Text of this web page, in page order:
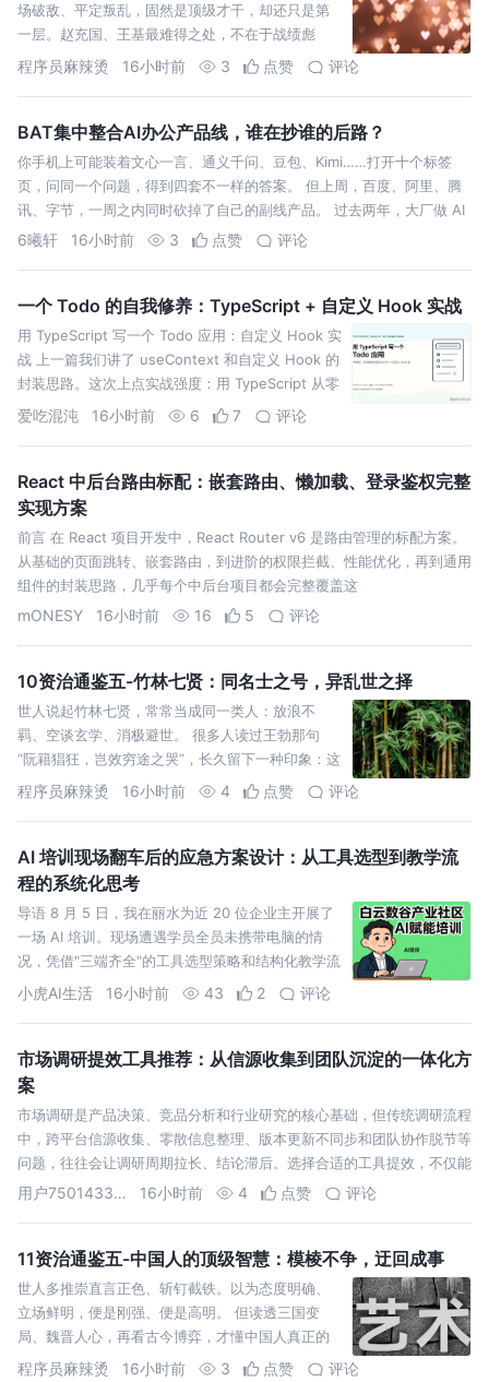
场破敌、平定叛乱，固然是顶级才干，却还只是第
一层。赵充国、王基最难得之处，不在于战绩彪
炳，而是手握实力之时，不随朝堂风向摇摆，顶着
程序员麻辣烫 16小时前 3 点赞 评论
BAT集中整合AI办公产品线，谁在抄谁的后路？
你手机上可能装着文心一言、通义千问、豆包、Kimi……打开十个标签
页，问同一个问题，得到四套不一样的答案。 但上周，百度、阿里、腾
讯、字节，一周之内同时砍掉了自己的副线产品。 过去两年，大厂做 AI
6曦轩 16小时前 3 点赞 评论
一个 Todo 的自我修养：TypeScript + 自定义 Hook 实战
用 TypeScript 写一个 Todo 应用：自定义 Hook 实
战 上一篇我们讲了 useContext 和自定义 Hook 的
封装思路。这次上点实战强度：用 TypeScript 从零
写一个
爱吃混沌 16小时前 6 7 评论
React 中后台路由标配：嵌套路由、懒加载、登录鉴权完整
实现方案
前言 在 React 项目开发中，React Router v6 是路由管理的标配方案。
从基础的页面跳转、嵌套路由，到进阶的权限拦截、性能优化，再到通用
组件的封装思路，几乎每个中后台项目都会完整覆盖这
mONESY 16小时前 16 5 评论
10资治通鉴五-竹林七贤：同名士之号，异乱世之择
世人说起竹林七贤，常常当成同一类人：放浪不
羁、空谈玄学、消极避世。 很多人读过王勃那句
“阮籍猖狂，岂效穷途之哭”，长久留下一种印象：这
群名士徒有才华，只会消沉逃避，不干实事。
程序员麻辣烫 16小时前 4 点赞 评论
AI 培训现场翻车后的应急方案设计：从工具选型到教学流
程的系统化思考
导语 8 月 5 日，我在丽水为近 20 位企业主开展了
一场 AI 培训。现场遭遇学员全员未携带电脑的情
况，凭借"三端齐全"的工具选型策略和结构化教学流
程，成功将课程从电脑实操切换为手机教学，原定 1
小虎AI生活 16小时前 43 2 评论
市场调研提效工具推荐：从信源收集到团队沉淀的一体化方
案
市场调研是产品决策、竞品分析和行业研究的核心基础，但传统调研流程
中，跨平台信源收集、零散信息整理、版本更新不同步和团队协作脱节等
问题，往往会让调研周期拉长、结论滞后。选择合适的工具提效，不仅能
缩短调研
用户750143393035 16小时前 4 点赞 评论
11资治通鉴五-中国人的顶级智慧：模棱不争，迂回成事
世人多推崇直言正色、斩钉截铁。以为态度明确、
立场鲜明，便是刚强、便是高明。 但读透三国变
局、魏晋人心，再看古今博弈，才懂中国人真正的
顶级智慧，恰恰相反：不争一时口舌、不定绝对对
程序员麻辣烫 16小时前 3 点赞 评论